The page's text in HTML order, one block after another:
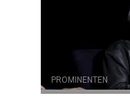
PROMINENTEN